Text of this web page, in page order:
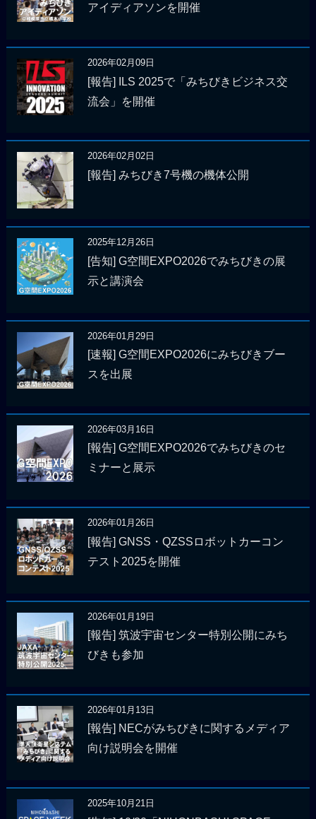
アイディアソンを開催
2026年02月09日
[報告] ILS 2025で「みちびきビジネス交
流会」を開催
2026年02月02日
[報告] みちびき7号機の機体公開
2025年12月26日
[告知] G空間EXPO2026でみちびきの展
示と講演会
2026年01月29日
[速報] G空間EXPO2026にみちびきブー
スを出展
2026年03月16日
[報告] G空間EXPO2026でみちびきのセ
ミナーと展示
2026年01月26日
[報告] GNSS・QZSSロボットカーコン
テスト2025を開催
2026年01月19日
[報告] 筑波宇宙センター特別公開にみち
びきも参加
2026年01月13日
[報告] NECがみちびきに関するメディア
向け説明会を開催
2025年10月21日